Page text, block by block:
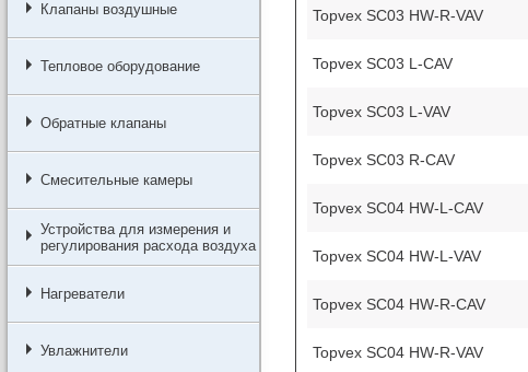
Клапаны воздушные
Тепловое оборудование
Обратные клапаны
Смесительные камеры
Устройства для измерения и
регулирования расхода воздуха
Нагреватели
Увлажнители
Topvex SC03 HW-R-VAV
Topvex SC03 L-CAV
Topvex SC03 L-VAV
Topvex SC03 R-CAV
Topvex SC04 HW-L-CAV
Topvex SC04 HW-L-VAV
Topvex SC04 HW-R-CAV
Topvex SC04 HW-R-VAV